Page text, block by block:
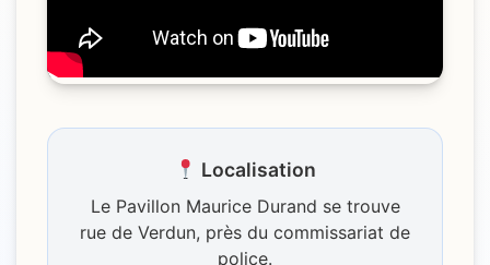
Localisation
Le Pavillon Maurice Durand se trouve
rue de Verdun, près du commissariat de
police.